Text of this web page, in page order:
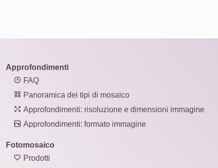
Approfondimenti
FAQ
Panoramica dei tipi di mosaico
Approfondimenti: risoluzione e dimensioni immagine
Approfondimenti: formato immagine
Fotomosaico
Prodotti